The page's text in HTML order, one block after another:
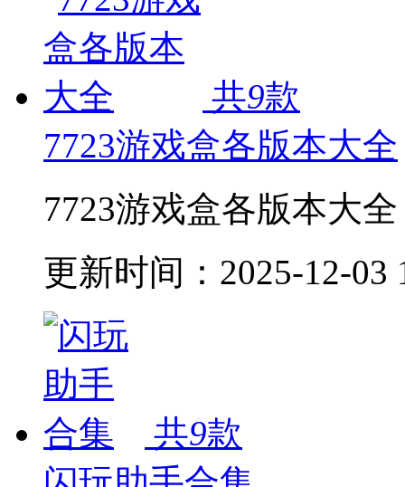
共9款
7723游戏盒各版本大全
7723游戏盒各版本大全
更新时间： 2025-12-03
共9款